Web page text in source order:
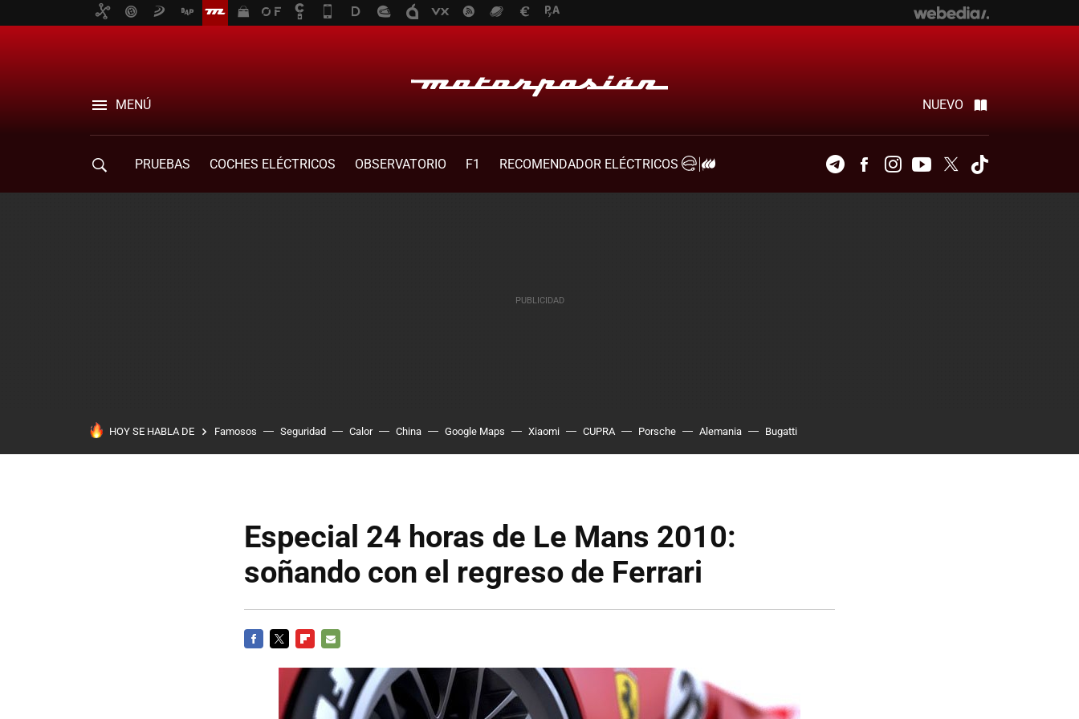
MENÚ NUEVO
PRUEBAS COCHES ELÉCTRICOS OBSERVATORIO F1
RECOMENDADOR ELÉCTRICOS
TelegramFacebookInstagramYoutubeTwitter
HOY SE HABLA DE Famosos Seguridad Calor China Google Maps Xiaomi CUPRA Porsche Alemania Bugatti
Especial 24 horas de Le Mans 2010:
soñando con el regreso de Ferrari
MAIL